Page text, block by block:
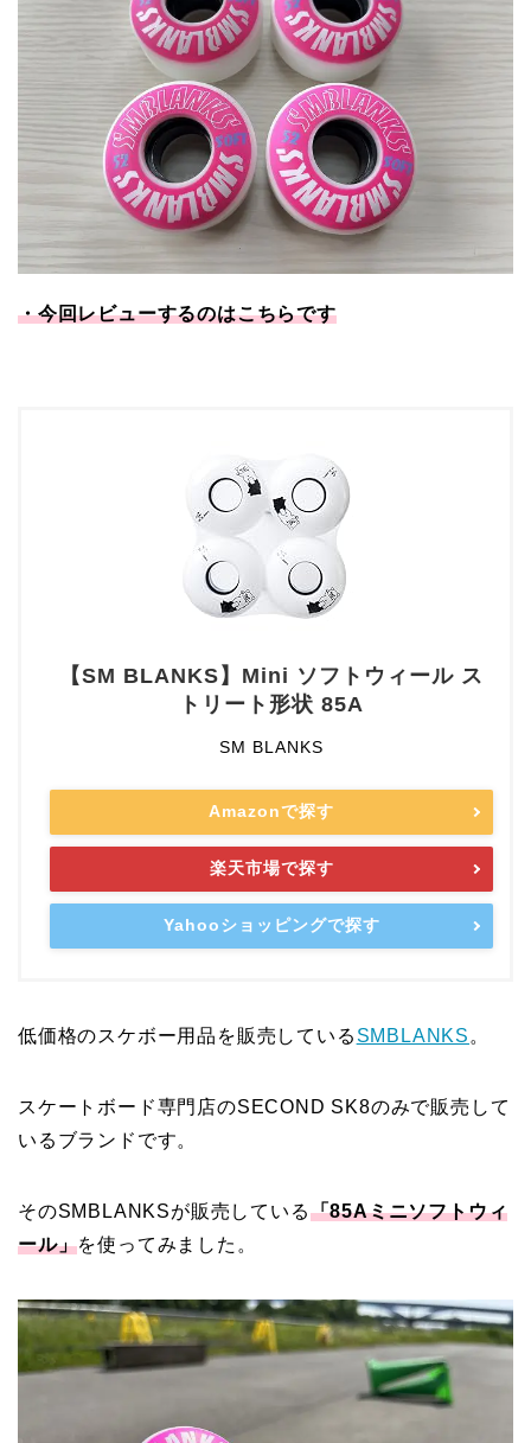
・今回レビューするのはこちらです
【SM BLANKS】Mini ソフトウィール ス
トリート形状 85A
SM BLANKS
Amazonで探す
楽天市場で探す
Yahooショッピングで探す
低価格のスケボー用品を販売している SMBLANKS 。
スケートボード専門店のSECOND SK8のみで販売して
いるブランドです。
そのSMBLANKSが販売している「85Aミニソフトウィ
ール」を使ってみました。